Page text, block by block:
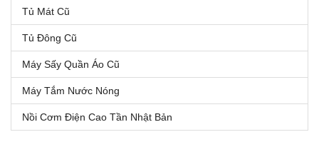
Tủ Mát Cũ
Tủ Đông Cũ
Máy Sấy Quần Áo Cũ
Máy Tắm Nước Nóng
Nồi Cơm Điện Cao Tần Nhật Bản